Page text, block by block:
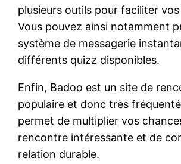
plusieurs outils pour faciliter
Vous pouvez ainsi notamment
système de messagerie
différents quizz disponibles.
Enfin, Badoo est un site de
populaire et donc très
permet de multiplier vos
rencontre intéressante et de
relation durable.